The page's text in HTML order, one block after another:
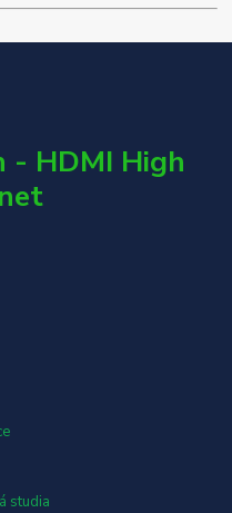
- HDMI High
studia